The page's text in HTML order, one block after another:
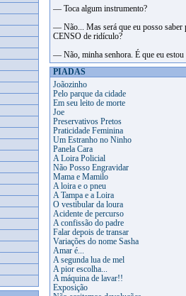
— Toca algum instrumento?
— Não... Mas será que eu posso saber
CENSO de ridículo?
— Não, minha senhora. É que eu estou
PIADAS
Joãozinho
Pelo parque da cidade
Em seu leito de morte
Joe
Preservativos Pretos
Praticidade Feminina
Um Estranho no Ninho
Panela Cara
A Loira Policial
Não Posso Engravidar
Mama e Mamilo
A loira e o pneu
A Tampa e a Loira
O vestibular da loura
Acidente de percurso
A confissão do padre
Falar depois de transar
Variações do nome Sasha
Amar é...
A segunda lua de mel
A pior escolha...
A máquina de lavar!!
Exposição